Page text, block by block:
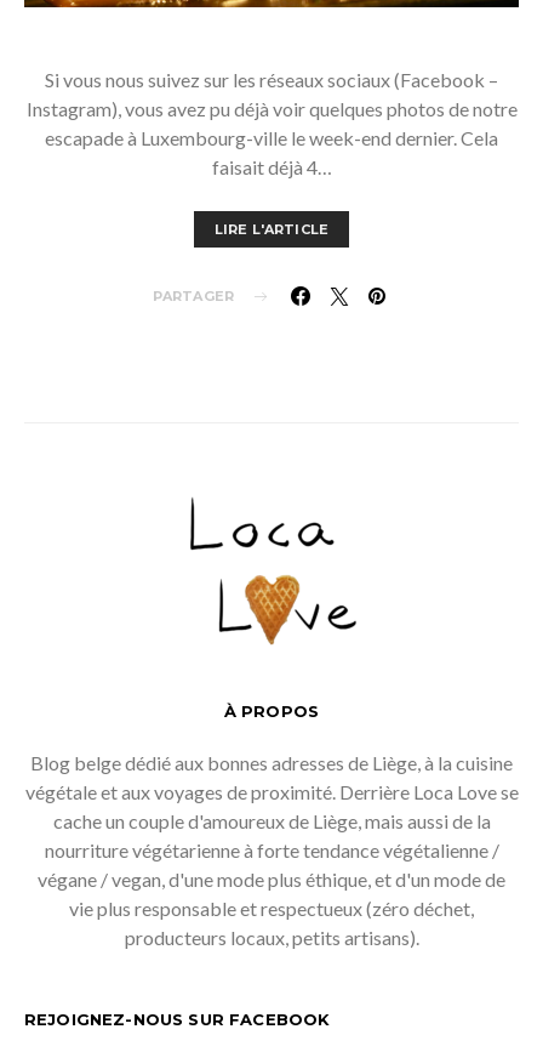
Si vous nous suivez sur les réseaux sociaux (Facebook –
Instagram), vous avez pu déjà voir quelques photos de notre
escapade à Luxembourg-ville le week-end dernier. Cela
faisait déjà 4…
LIRE L'ARTICLE
PARTAGER
À PROPOS
Blog belge dédié aux bonnes adresses de Liège, à la cuisine
végétale et aux voyages de proximité. Derrière Loca Love se
cache un couple d'amoureux de Liège, mais aussi de la
nourriture végétarienne à forte tendance végétalienne /
végane / vegan, d'une mode plus éthique, et d'un mode de
vie plus responsable et respectueux (zéro déchet,
producteurs locaux, petits artisans).
REJOIGNEZ-NOUS SUR FACEBOOK